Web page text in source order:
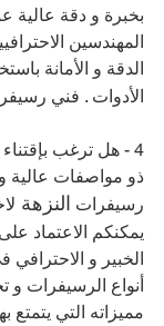
بخبرة و دقة عالية
المهندسين
الدقة و الأمانة
الأدوات . فني
4 - هل ترغب
ذو مواصفات
رسيفرات النزهة
يمكنكم الاعتماد
الخبير و
أنواع الرسيفرات و
مميزاته التي يتمتع